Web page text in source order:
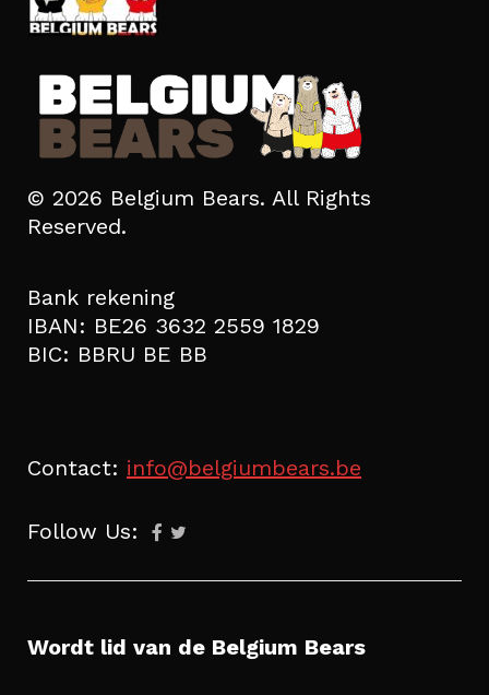
© 2026 Belgium Bears. All Rights
Reserved.
Bank rekening
IBAN: BE26 3632 2559 1829
BIC: BBRU BE BB
Contact: info@belgiumbears.be
Follow Us:
Wordt lid van de Belgium Bears